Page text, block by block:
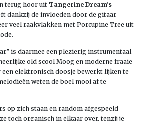
terug hoor uit Tangerine Dream’s
dankzij de invloeden door de gitaar
veel raakvlakken met Porcupine Tree uit
is daarmee een plezierig instrumentaal
old scool Moog en moderne fraaie
een elektronisch doosje bewerkt lijken te
weten de boel mooi af te
op zich staan en random afgespeeld
toch organisch in elkaar over, tenzij je